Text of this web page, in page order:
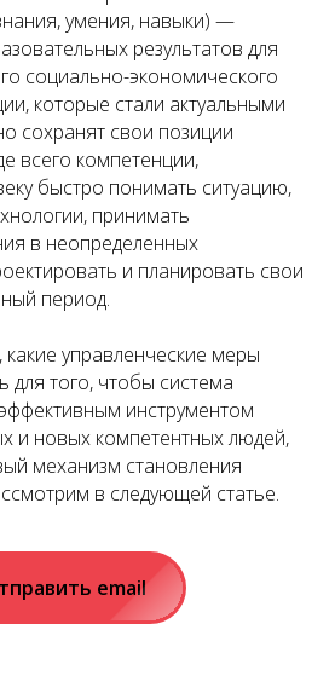
умения, навыки) —
результатов для
социально-экономического
которые стали актуальными
сохранят свои позиции
всего компетенции,
быстро понимать ситуацию,
принимать
в неопределенных
и планировать свои
период.
управленческие меры
для того, чтобы система
инструментом
и новых компетентных людей,
механизм становления
в следующей статье.
email